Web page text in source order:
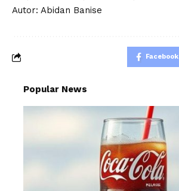
Autor: Abidan Banise
Facebook
Popular News